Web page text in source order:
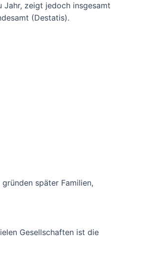
Jahr, zeigt jedoch insgesamt
(Destatis).
später Familien,
Gesellschaften ist die